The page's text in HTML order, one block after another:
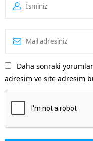
Daha sonraki
adresim ve site adresim